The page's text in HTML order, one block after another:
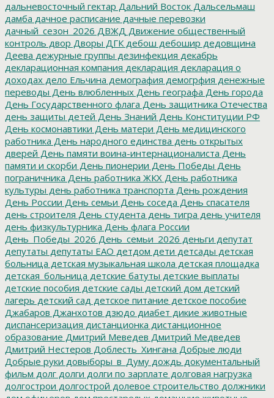
дальневосточный гектар Дальний Восток Дальсельмаш
дамба дачное расписание дачные перевозки
дачный_сезон_2026 ДВЖД Движение общественный
контроль двор Дворы ДГК дебош дебошир дедовщина
Деева дежурные группы дезинфекция декабрь
декларационная компания декларация декларация о
доходах дело Ельчина демография демогрфия денежные
переводы День влюбленных День географа День города
День Государственного флага День защитника Отечества
день защиты детей День Знаний День Конституции РФ
День космонавтики День матери День медицинского
работника День народного единства день открытых
дверей День памяти воина-интернационалиста День
памяти и скорби День пионерии День Победы День
пограничника День работника ЖКХ День работника
культуры день работника транспорта День рождения
День России День семьи День соседа День спасателя
день строителя День студента день тигра день учителя
день физкультурника День флага России
День_Победы_2026 День_семьи_2026 деньги депутат
депутаты депутаты ЕАО детдом дети детсады детская
больница детская музыкальная школа детская площадка
детская_больница детские батуты детские выплаты
детские пособия детские сады детский дом детский
лагерь детский сад детское питание детское пособие
Джабаров Джанхотов дзюдо диабет дикие животные
диспансеризация дистанционка дистанционное
образование Дмитрий Меведев Дмитрий Медведев
Дмитрий Нестеров Доблесть_Хингана Добрые люди
Добрые руки довыборы_в_Думу дождь документальный
фильм долг долги долги по зарплате долговая нагрузка
долгострои долгострой долевое строительство должники